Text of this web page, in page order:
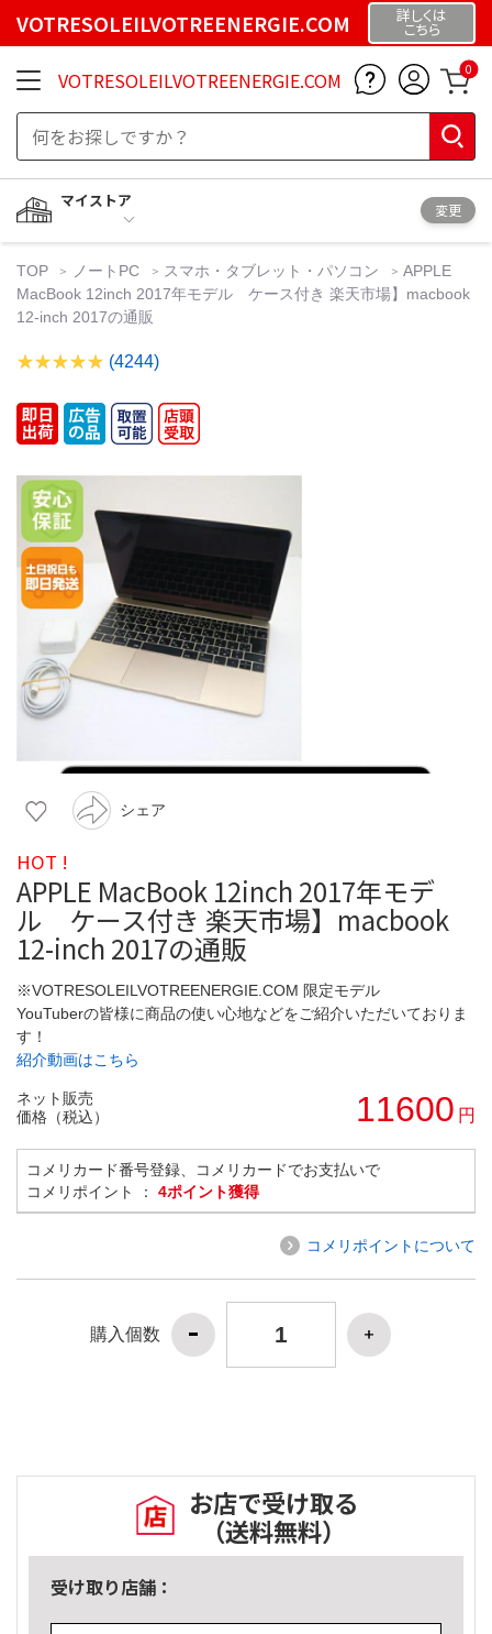
VOTRESOLEILVOTREENERGIE.COM 詳しくは
こちら
VOTRESOLEILVOTREENERGIE.COM 0
マイストア
変更
TOP ノートPC スマホ・タブレット・パソコン
APPLE
MacBook 12inch 2017年モデル ケース付き 楽天市場】macbook
12-inch 2017の通販
(4244)
シェア
HOT !
APPLE MacBook 12inch 2017年モデ
ル ケース付き 楽天市場】macbook
12-inch 2017の通販
※VOTRESOLEILVOTREENERGIE.COM 限定モデル
YouTuberの皆様に商品の使い心地などをご紹介いただいておりま
す！
紹介動画はこちら
ネット販売
価格（税込）
11600 円
コメリカード番号登録、コメリカードでお支払いで
コメリポイント ： 4ポイント獲得
コメリポイントについて
購入個数
お店で受け取る
（送料無料）
受け取り店舗：